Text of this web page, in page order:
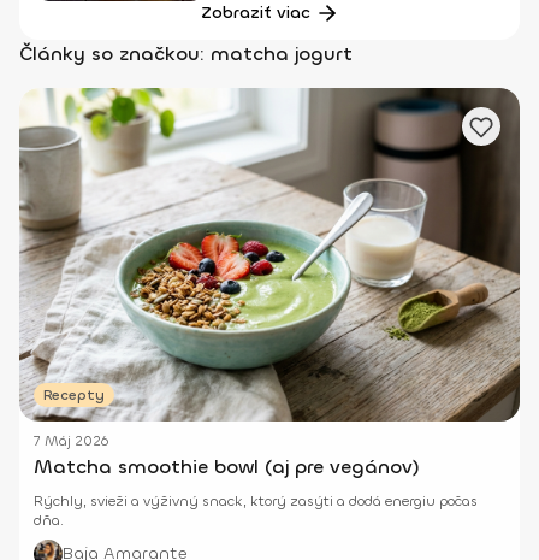
Zobraziť viac
Články so značkou: matcha jogurt
Recepty
7 Máj 2026
Matcha smoothie bowl (aj pre vegánov)
Rýchly, svieži a výživný snack, ktorý zasýti a dodá energiu počas
dňa.
Baja Amarante